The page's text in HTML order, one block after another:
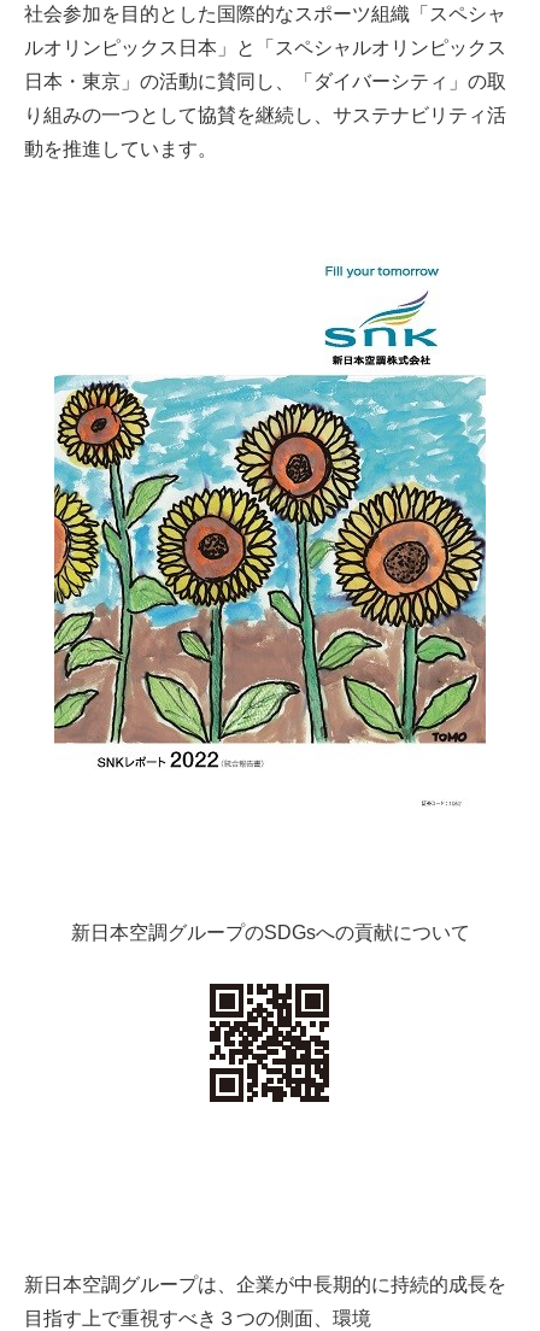
社会参加を目的とした国際的なスポーツ組織「スペシャ
ルオリンピックス日本」と「スペシャルオリンピックス
日本・東京」の活動に賛同し、「ダイバーシティ」の取
り組みの一つとして協賛を継続し、サステナビリティ活
動を推進しています。
新日本空調グループのSDGsへの貢献について
新日本空調グループは、企業が中長期的に持続的成長を
目指す上で重視すべき３つの側面、環境